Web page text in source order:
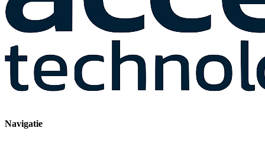
Navigatie